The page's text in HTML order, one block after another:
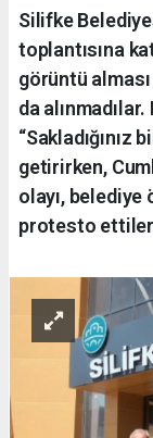
Silifke
toplantısına
görüntü
da
“Sakladığınız
getirirken,
olayı, belediye
protesto